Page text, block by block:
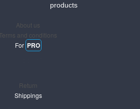
products
About us
Terms and conditions
For PRO
Return
Shippings